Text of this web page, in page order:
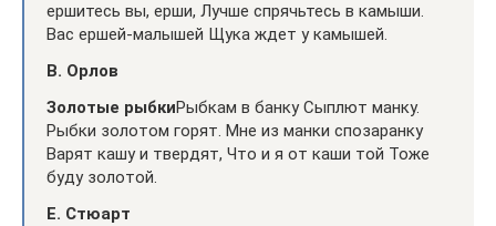
ершитесь вы, ерши, Лучше спрячьтесь в камыши.
Вас ершей-малышей Щука ждет у камышей.
В. Орлов
Золотые рыбкиРыбкам в банку Сыплют манку.
Рыбки золотом горят. Мне из манки спозаранку
Варят кашу и твердят, Что и я от каши той Тоже
буду золотой.
Е. Стюарт